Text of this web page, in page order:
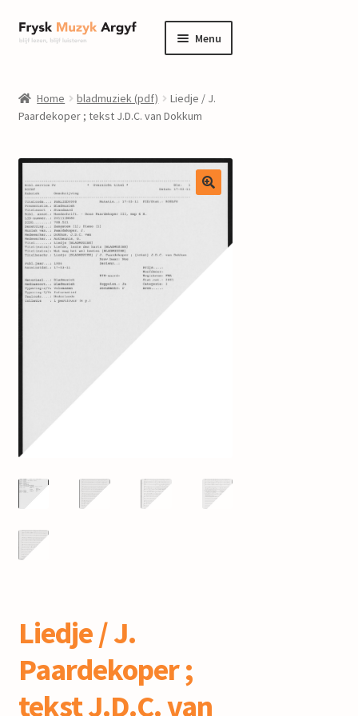
Ga
door
navigatie
Ga
naar
inhoud
Menu
informatie
winkel
Submenu
uitvouwen
Componisten
nieuws
events
Home bladmuziek (pdf)
Liedje / J.
Paardekoper ; tekst J.D.C. van Dokkum
Liedje / J.
Paardekoper ;
tekst J.D.C. van